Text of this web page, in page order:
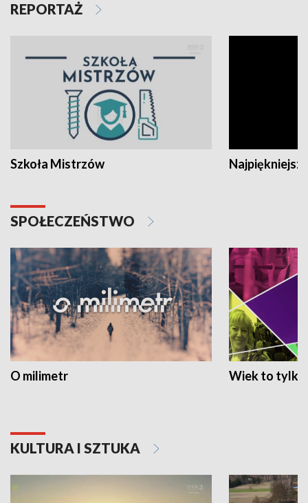
REPORTAŻ
Szkoła Mistrzów
SPOŁECZEŃSTWO
O milimetr Wiek to tylko
KULTURA I SZTUKA